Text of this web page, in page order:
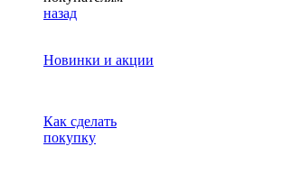
назад
Новинки и акции
Как сделать
покупку